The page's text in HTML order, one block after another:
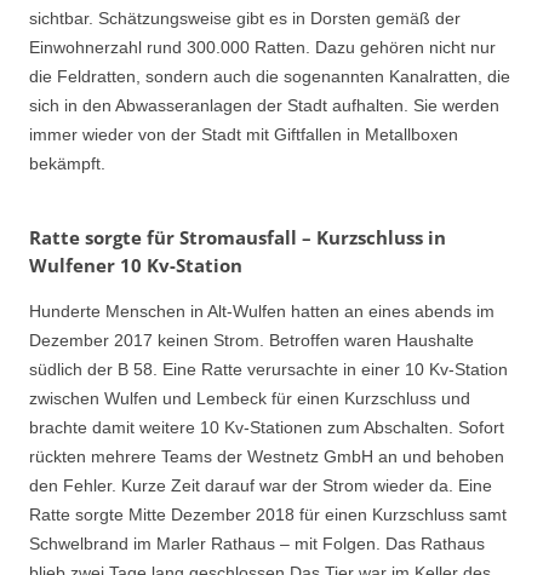
sichtbar. Schätzungsweise gibt es in Dorsten gemäß der
Einwohnerzahl rund 300.000 Ratten. Dazu gehören nicht nur
die Feldratten, sondern auch die sogenannten Kanalratten, die
sich in den Abwasseranlagen der Stadt aufhalten. Sie werden
immer wieder von der Stadt mit Giftfallen in Metallboxen
bekämpft.
Ratte sorgte für Stromausfall – Kurzschluss in
Wulfener 10 Kv-Station
Hunderte Menschen in Alt-Wulfen hatten an eines abends im
Dezember 2017 keinen Strom. Betroffen waren Haushalte
südlich der B 58. Eine Ratte verursachte in einer 10 Kv-Station
zwischen Wulfen und Lembeck für einen Kurzschluss und
brachte damit weitere 10 Kv-Stationen zum Abschalten. Sofort
rückten mehrere Teams der Westnetz GmbH an und behoben
den Fehler. Kurze Zeit darauf war der Strom wieder da. Eine
Ratte sorgte Mitte Dezember 2018 für einen Kurzschluss samt
Schwelbrand im Marler Rathaus – mit Folgen. Das Rathaus